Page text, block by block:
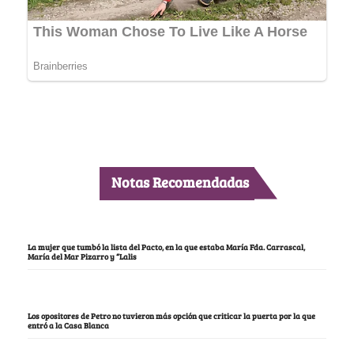
Notas Recomendadas
La mujer que tumbó la lista del Pacto, en la que estaba María Fda. Carrascal,
María del Mar Pizarro y “Lalis
Los opositores de Petro no tuvieron más opción que criticar la puerta por la que
entró a la Casa Blanca